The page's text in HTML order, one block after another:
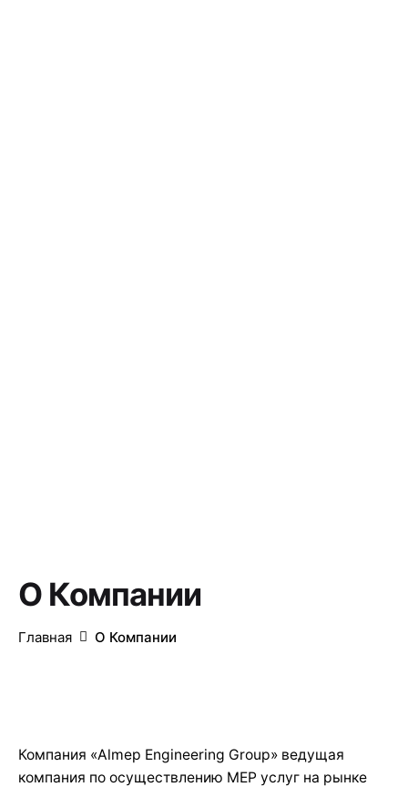
О Компании
Главная О Компании
Компания «Almep Engineering Group» ведущая
компания по осуществлению МЕР услуг на рынке